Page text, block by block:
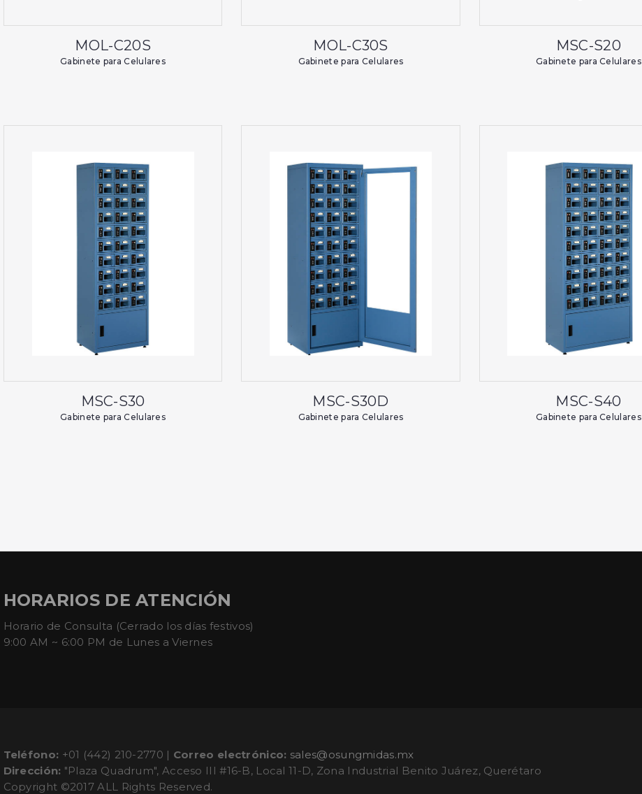
MOL-C20S
Gabinete para Celulares
MOL-C30S
Gabinete para Celulares
MSC-S20
Gabinete para Celulares
MSC-S30
Gabinete para Celulares
MSC-S30D
Gabinete para Celulares
MSC-S40
Gabinete para Celulares
HORARIOS DE ATENCIÓN
Horario de Consulta (Cerrado los días festivos)
9:00 AM ~ 6:00 PM de Lunes a Viernes
Teléfono: +01 (442) 210-2770 | Correo electrónico: sales@osungmidas.mx
Dirección: "Plaza Quadrum", Acceso III #16-B, Local 11-D, Zona Industrial Benito Juárez, Querétaro
Copyright ©2017 ALL Rights Reserved.